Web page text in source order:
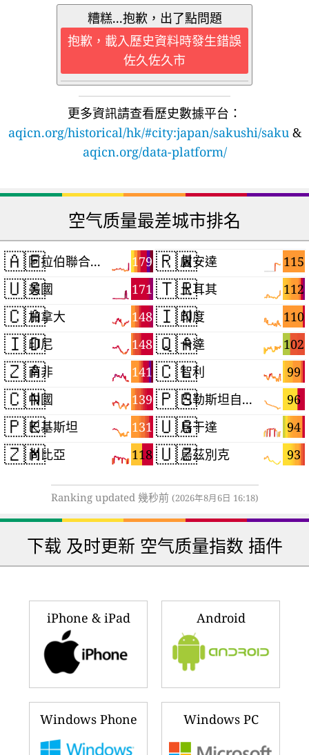
糟糕...抱歉，出了點問題
抱歉，載入歷史資料時發生錯誤
佐久佐久市
更多資訊請查看歷史數據平台：
aqicn.org/historical/hk/#city:japan/sakushi/saku&
aqicn.org/data-platform/
空气质量最差城市排名
🇦🇪 179
阿拉伯聯合大公國
🇺🇸 171
美國
🇨🇦 148
加拿大
🇮🇩 148
印尼
🇿🇦 141
南非
🇨🇳 139
中國
🇵🇰 131
巴基斯坦
🇿🇲 118
尚比亞
🇷🇼 115
盧安達
🇹🇷 112
土耳其
🇮🇳 110
印度
🇶🇦 102
卡達
🇨🇱 99
智利
🇵🇸 96
巴勒斯坦自治區
🇺🇬 94
烏干達
🇺🇿 93
烏茲別克
Ranking updated 幾秒前 (2026年8月6日 16:18)
下载 及时更新 空气质量指数 插件
iPhone & iPad Android
Windows Phone Windows PC